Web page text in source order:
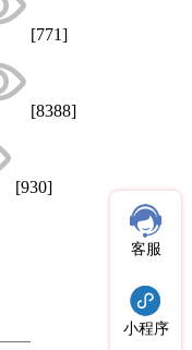
[771]
[8388]
[930]
客服
小程序